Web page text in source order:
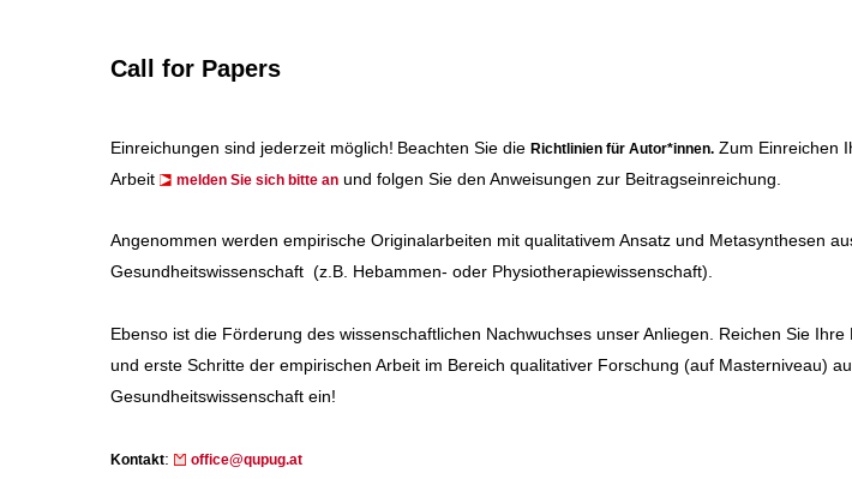
Call for Papers
Einreichungen sind jederzeit möglich! Beachten Sie die Richtlinien für Autor*innen. Zum Einreichen
Arbeit
melden Sie sich bitte an und folgen Sie den Anweisungen zur Beitragseinreichung.
Angenommen werden empirische Originalarbeiten mit qualitativem Ansatz und Metasynthesen
Gesundheitswissenschaft (z.B. Hebammen- oder Physiotherapiewissenschaft).
Ebenso ist die Förderung des wissenschaftlichen Nachwuchses unser Anliegen. Reichen Sie
und erste Schritte der empirischen Arbeit im Bereich qualitativer Forschung (auf Masterniveau)
Gesundheitswissenschaft ein!
Kontakt: office@qupug.at